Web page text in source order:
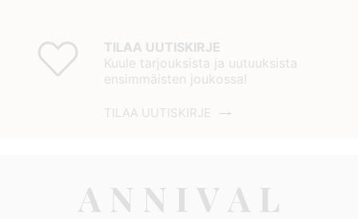
TILAA UUTISKIRJE
Kuule tarjouksista ja uutuuksista
ensimmäisten joukossa!
TILAA UUTISKIRJE